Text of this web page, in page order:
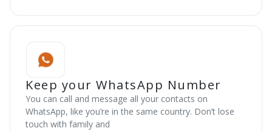
Keep your WhatsApp Number
You can call and message all your contacts on
WhatsApp, like you’re in the same country. Don’t lose
touch with family and